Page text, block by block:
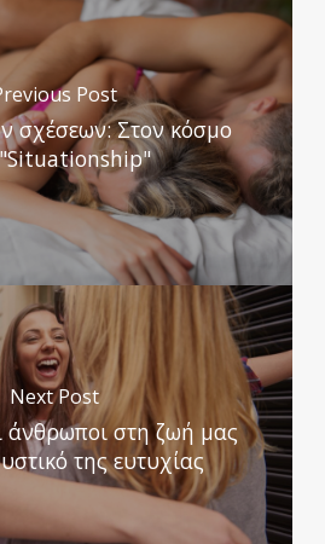
Post
σχέσεων: Στον κόσμο
Next Post
άνθρωποι στη ζωή μας
της ευτυχίας